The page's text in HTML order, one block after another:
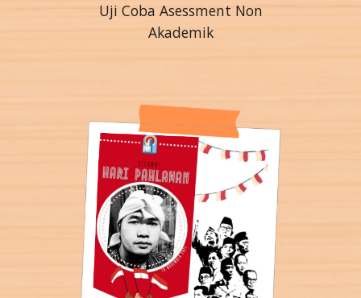
Uji Coba Asessment Non
Akademik